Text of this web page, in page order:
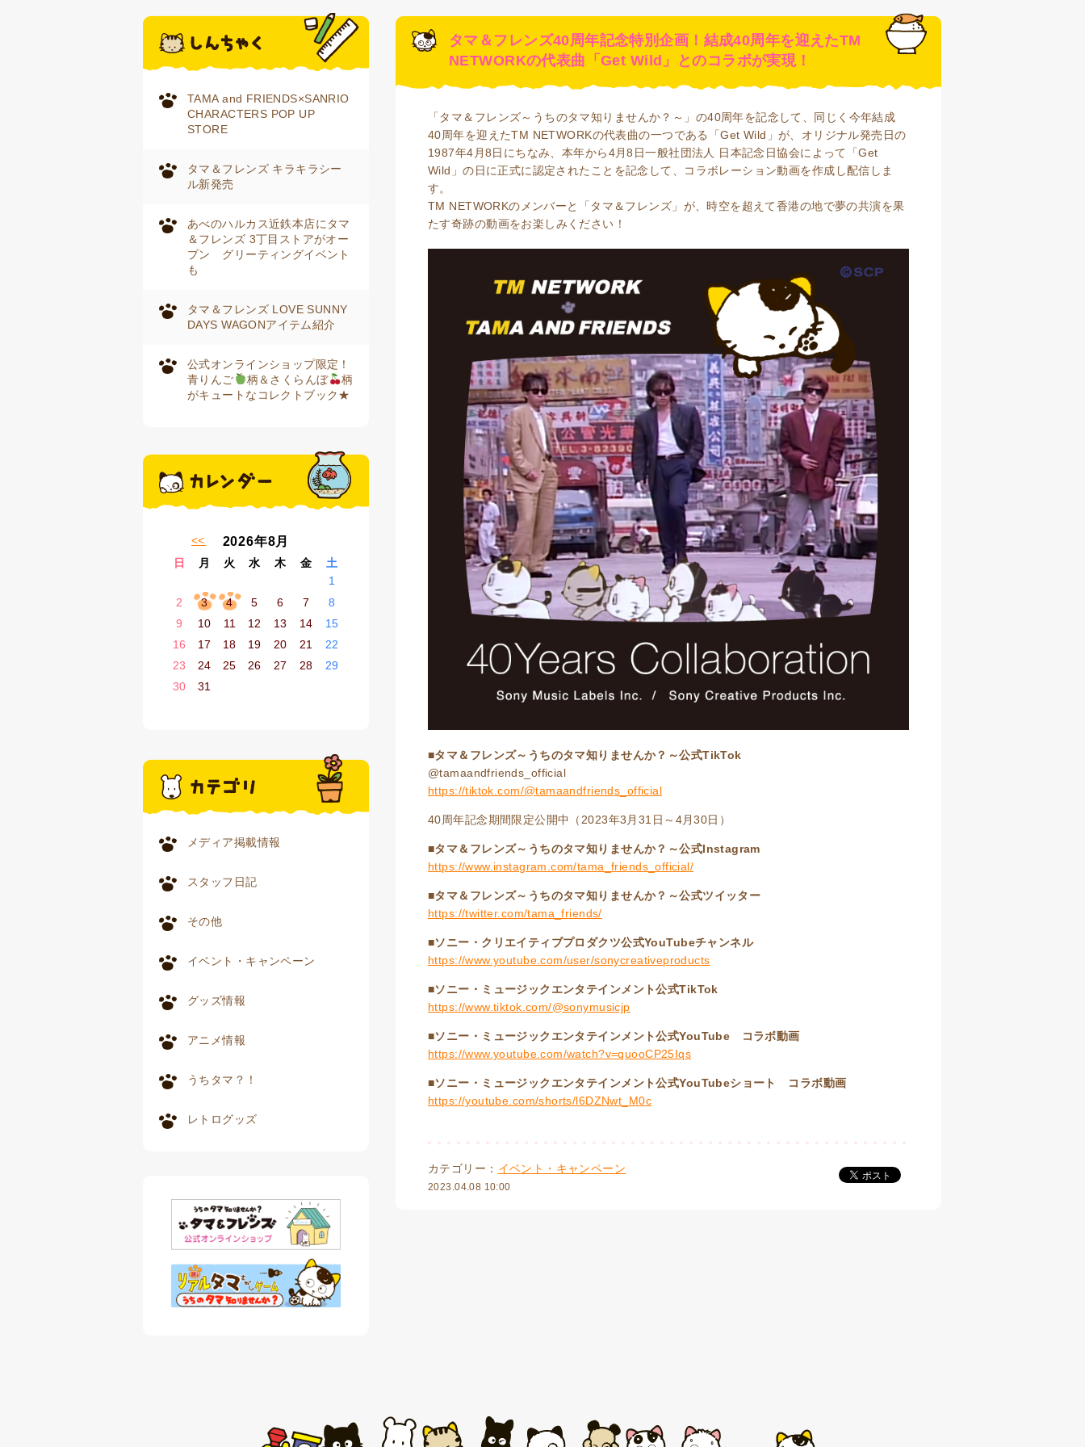
TAMA and FRIENDS×SANRIO
CHARACTERS POP UP
STORE
タマ＆フレンズ キラキラシー
ル新発売
あべのハルカス近鉄本店にタマ
＆フレンズ 3丁目ストアがオー
プン グリーティングイベント
も
タマ＆フレンズ LOVE SUNNY
DAYS WAGONアイテム紹介
公式オンラインショップ限定！
青りんご
柄＆さくらんぼ
柄
がキュートなコレクトブック★
2026年8月
日 月 火 水 木 金 土
« 7月
1
2
3 4 5 6 7
8
9
10 11 12 13 14
15
16
17 18 19 20 21
22
23
24 25 26 27 28
29
30
31
メディア掲載情報
スタッフ日記
その他
イベント・キャンペーン
グッズ情報
アニメ情報
うちタマ？！
レトログッズ
タマ＆フレンズ40周年記念特別企画！結成40周年を迎えたTM
NETWORKの代表曲「Get Wild」とのコラボが実現！
「タマ＆フレンズ～うちのタマ知りませんか？～」の40周年を記念して、同じく今年結成
40周年を迎えたTM NETWORKの代表曲の一つである「Get Wild」が、オリジナル発売日の
1987年4月8日にちなみ、本年から4月8日一般社団法人 日本記念日協会によって「Get
Wild」の日に正式に認定されたことを記念して、コラボレーション動画を作成し配信しま
す。
TM NETWORKのメンバーと「タマ＆フレンズ」が、時空を超えて香港の地で夢の共演を果
たす奇跡の動画をお楽しみください！
■タマ＆フレンズ～うちのタマ知りませんか？～公式TikTok
@tamaandfriends_official
https://tiktok.com/@tamaandfriends_official
40周年記念期間限定公開中（2023年3月31日～4月30日）
■タマ＆フレンズ～うちのタマ知りませんか？～公式Instagram
https://www.instagram.com/tama_friends_official/
■タマ＆フレンズ～うちのタマ知りませんか？～公式ツイッター
https://twitter.com/tama_friends/
■ソニー・クリエイティブプロダクツ公式YouTubeチャンネル
https://www.youtube.com/user/sonycreativeproducts
■ソニー・ミュージックエンタテインメント公式TikTok
https://www.tiktok.com/@sonymusicjp
■ソニー・ミュージックエンタテインメント公式YouTube コラボ動画
https://www.youtube.com/watch?v=quooCP25Iqs
■ソニー・ミュージックエンタテインメント公式YouTubeショート コラボ動画
https://youtube.com/shorts/l6DZNwt_M0c
カテゴリー： イベント・キャンペーン
2023.04.08 10:00